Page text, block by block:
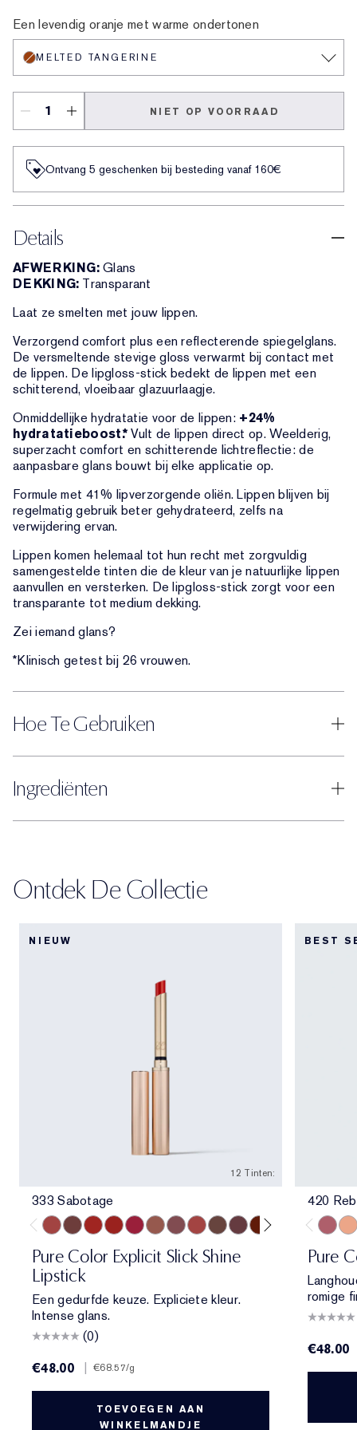
Een levendig oranje met warme ondertonen
MELTED TANGERINE
NIET OP VOORRAAD
Ontvang 5 geschenken bij besteding vanaf 160€
Details
AFWERKING:Glans
DEKKING: Transparant
Laat ze smelten met jouw lippen.
Verzorgend comfort plus een reflecterende spiegelglans.
De versmeltende stevige gloss verwarmt bij contact met
de lippen. De lipgloss-stick bedekt de lippen met een
schitterend, vloeibaar glazuurlaagje.
Onmiddellijke hydratatie voor de lippen: +24%
hydratatieboost.*Vult de lippen direct op. Weelderig,
superzacht comfort en schitterende lichtreflectie: de
aanpasbare glans bouwt bij elke applicatie op.
Formule met 41% lipverzorgende oliën. Lippen blijven bij
regelmatig gebruik beter gehydrateerd, zelfs na
verwijdering ervan.
Lippen komen helemaal tot hun recht met zorgvuldig
samengestelde tinten die de kleur van je natuurlijke lippen
aanvullen en versterken. De lipgloss-stick zorgt voor een
transparante tot medium dekking.
Zei iemand glans?
*Klinisch getest bij 26 vrouwen.
Hoe Te Gebruiken
Ingrediënten
Ontdek De Collectie
NIEUW
12 Tinten:
333 Sabotage
Pure Color Explicit Slick Shine
Lipstick
Een gedurfde keuze. Expliciete kleur.
Intense glans.
(0)
€48.00
| €68.57/g
TOEVOEGEN AAN
WINKELMANDJE
BEST
420
Pure
romige
€48.00